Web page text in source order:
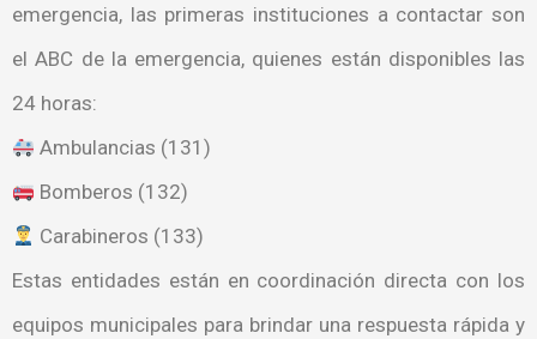
emergencia, las primeras instituciones a contactar son
el ABC de la emergencia, quienes están disponibles las
24 horas:
Ambulancias (131)
Bomberos (132)
Carabineros (133)
Estas entidades están en coordinación directa con los
equipos municipales para brindar una respuesta rápida y